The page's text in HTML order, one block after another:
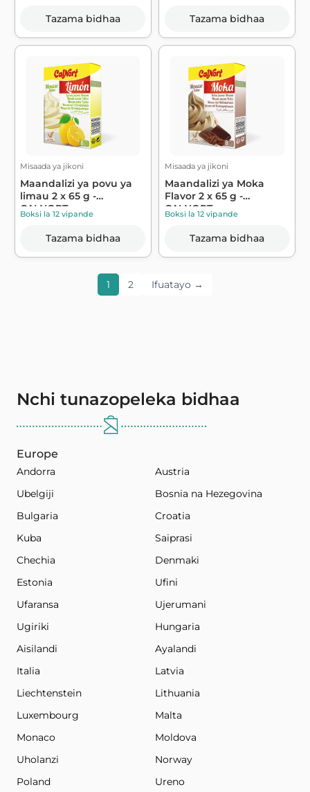
Tazama bidhaa Tazama bidhaa
Misaada ya jikoni
Maandalizi ya povu ya
limau 2 x 65 g -
CALNORT
Boksi la 12 vipande
Tazama bidhaa
Misaada ya jikoni
Maandalizi ya Moka
Flavor 2 x 65 g -
CALNORT
Boksi la 12 vipande
Tazama bidhaa
1 2 Ifuatayo →
Nchi tunazopeleka bidhaa
Europe
Andorra
Austria
Ubelgiji
Bosnia na Hezegovina
Bulgaria
Croatia
Kuba
Saiprasi
Chechia
Denmaki
Estonia
Ufini
Ufaransa
Ujerumani
Ugiriki
Hungaria
Aisilandi
Ayalandi
Italia
Latvia
Liechtenstein
Lithuania
Luxembourg
Malta
Monaco
Moldova
Uholanzi
Norway
Poland
Ureno